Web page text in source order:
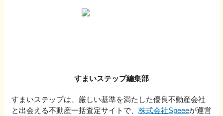
すまいステップ編集部
すまいステップは、厳しい基準を満たした優良不動産会社
と出会える不動産一括査定サイトで、 株式会社Speeeが運営